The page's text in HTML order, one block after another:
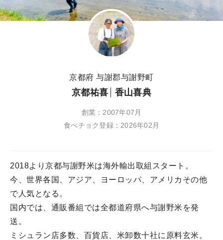
京都府 与謝郡与謝野町
京都祐喜 香山喜典
創業：2007年07月
食べチョク登録：2026年02月
2018より京都与謝野米は海外輸出取組スタート。
今、世界各国、アジア、ヨーロッパ、アメリカその他
で人気となる。
国内では、通販番組では全都道府県へ与謝野米を発
送。
ミシュラン店多数、百貨店、米卸数十社に原料玄米。